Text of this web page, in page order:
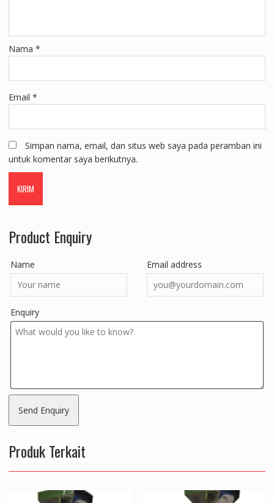
Nama *
Email *
Simpan nama, email, dan situs web saya pada peramban ini
untuk komentar saya berikutnya.
Product Enquiry
Name Email address
Enquiry
Produk Terkait